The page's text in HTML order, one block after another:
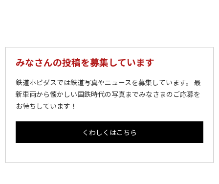
みなさんの投稿を募集しています
鉄道ホビダスでは鉄道写真やニュースを募集しています。 最
新車両から懐かしい国鉄時代の写真までみなさまのご応募を
お待ちしています！
くわしくはこちら